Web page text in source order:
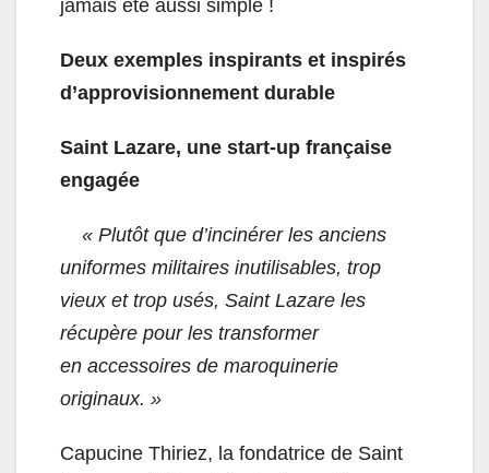
jamais été aussi simple !
Deux exemples inspirants et inspirés
d’approvisionnement durable
Saint Lazare, une start-up française
engagée
« Plutôt que d’incinérer les anciens
uniformes militaires inutilisables, trop
vieux et trop usés, Saint Lazare les
récupère pour les transformer
en accessoires de maroquinerie
originaux. »
Capucine Thiriez, la fondatrice de Saint